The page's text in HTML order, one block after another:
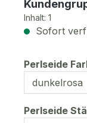
Inhalt: 1
Sofort
Perlseide
Perlseide